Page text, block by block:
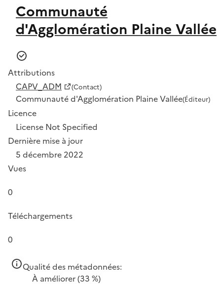
Communauté
d'Agglomération Plaine Vallée
Attributions
CAPV_ADM
(Contact)
Communauté d'Agglomération Plaine Vallée(Éditeur)
Licence
License Not Specified
Dernière mise à jour
5 décembre 2022
Vues
0
Téléchargements
0
Qualité des métadonnées:
À améliorer(33 %)